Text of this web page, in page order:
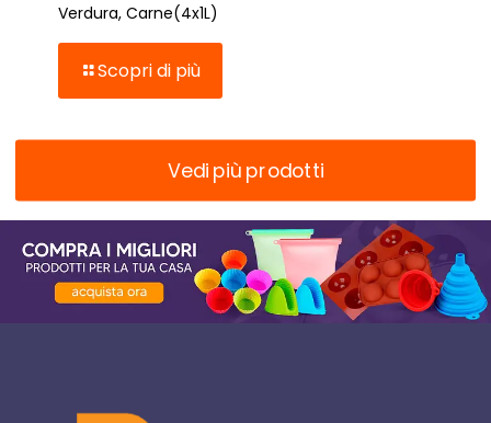
Verdura, Carne(4x1L)
Scopri di più
Vedi più prodotti